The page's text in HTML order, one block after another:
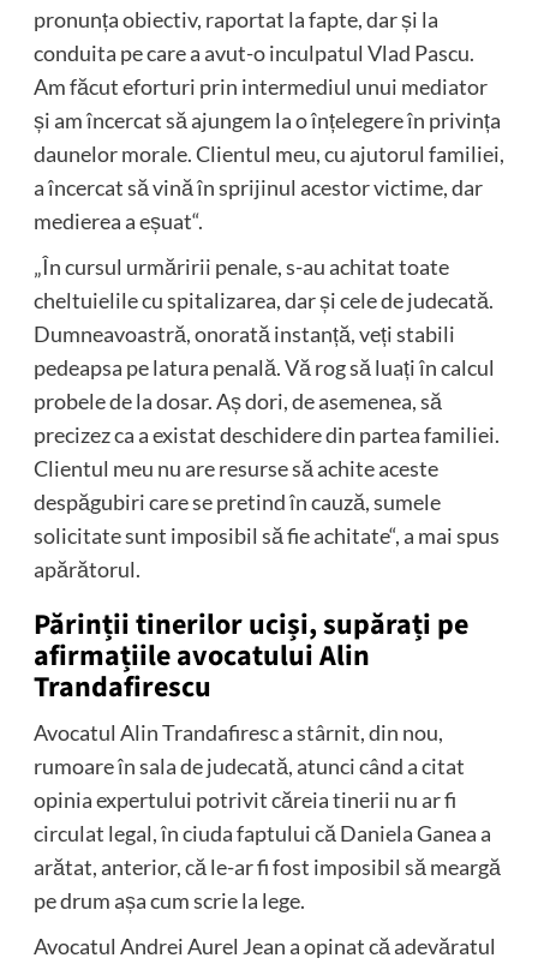
pronunța obiectiv, raportat la fapte, dar și la
conduita pe care a avut-o inculpatul Vlad Pascu.
Am făcut eforturi prin intermediul unui mediator
și am încercat să ajungem la o înțelegere în privința
daunelor morale. Clientul meu, cu ajutorul familiei,
a încercat să vină în sprijinul acestor victime, dar
medierea a eșuat“.
„În cursul urmăririi penale, s-au achitat toate
cheltuielile cu spitalizarea, dar și cele de judecată.
Dumneavoastră, onorată instanță, veți stabili
pedeapsa pe latura penală. Vă rog să luați în calcul
probele de la dosar. Aș dori, de asemenea, să
precizez ca a existat deschidere din partea familiei.
Clientul meu nu are resurse să achite aceste
despăgubiri care se pretind în cauză, sumele
solicitate sunt imposibil să fie achitate“, a mai spus
apărătorul.
Părinții tinerilor uciși, supărați pe
afirmațiile avocatului Alin
Trandafirescu
Avocatul Alin Trandafiresc a stârnit, din nou,
rumoare în sala de judecată, atunci când a citat
opinia expertului potrivit căreia tinerii nu ar fi
circulat legal, în ciuda faptului că Daniela Ganea a
arătat, anterior, că le-ar fi fost imposibil să meargă
pe drum așa cum scrie la lege.
Avocatul Andrei Aurel Jean a opinat că adevăratul